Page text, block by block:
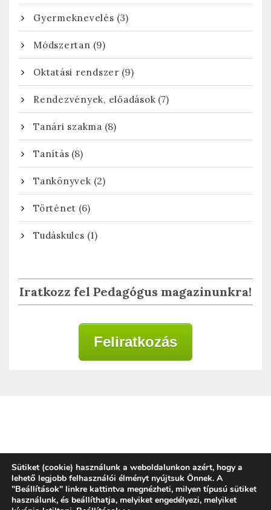
Gyermeknevelés (3)
Módszertan (9)
Oktatási rendszer (9)
Rendezvények, előadások (7)
Tanári szakma (8)
Tanítás (8)
Tankönyvek (2)
Történet (6)
Tudáskulcs (1)
Iratkozz fel Pedagógus magazinunkra!
Feliratkozás
Sütiket (cookie) használunk a weboldalunkon azért, hogy a
lehető legjobb felhasználói élményt nyújtsuk Önnek. A
"Beállítások" linkre kattintva megnézheti, milyen típusú sütiket
használunk, és beállíthatja, melyiket engedélyezi, melyiket